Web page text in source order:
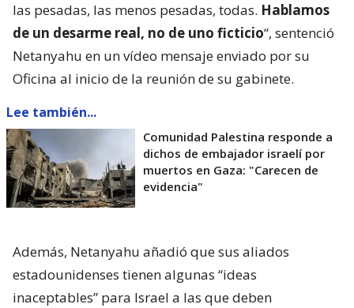
las pesadas, las menos pesadas, todas. Hablamos
de un desarme real, no de uno ficticio“, sentenció
Netanyahu en un vídeo mensaje enviado por su
Oficina al inicio de la reunión de su gabinete.
Lee también...
Comunidad Palestina responde a
dichos de embajador israelí por
muertos en Gaza: "Carecen de
evidencia"
Además, Netanyahu añadió que sus aliados
estadounidenses tienen algunas “ideas
inaceptables” para Israel a las que deben